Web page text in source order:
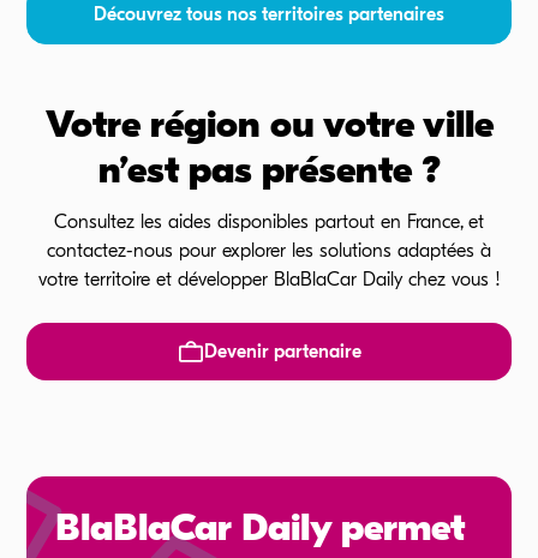
Découvrez tous nos territoires partenaires
Votre région ou votre ville
n’est pas présente ?
Consultez les aides disponibles partout en France, et
contactez-nous pour explorer les solutions adaptées à
votre territoire et développer BlaBlaCar Daily chez vous !
Devenir partenaire
BlaBlaCar Daily permet